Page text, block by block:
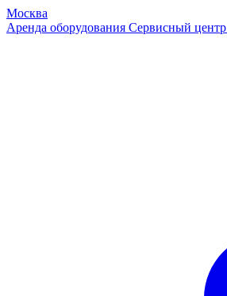
Москва
Аренда оборудования Сервисный центр